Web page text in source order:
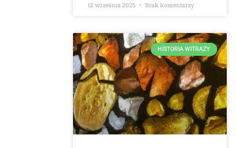
12 września 2025 Brak komentarzy
HISTORIA WITRAŻY